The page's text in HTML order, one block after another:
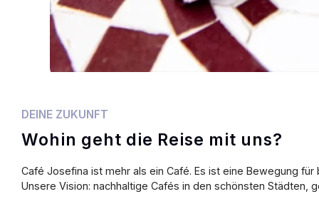
DEINE ZUKUNFT
Wohin geht die Reise mit uns?
Café Josefina ist mehr als ein Café. Es ist eine Bewegung
Unsere Vision: nachhaltige Cafés in den schönsten Städten,